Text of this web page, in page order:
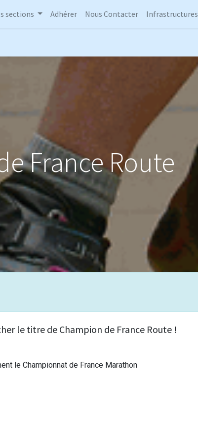
sections Adhérer Nous Contacter Infrastructures
France Route
le titre de Champion de France Route !
le Championnat de France Marathon